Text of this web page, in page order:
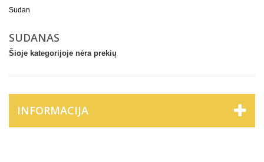
Sudan
SUDANAS
Šioje kategorijoje nėra prekių
INFORMACIJA